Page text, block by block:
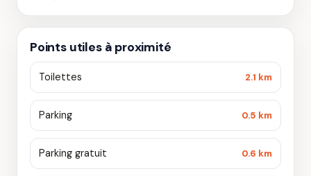
Points utiles à proximité
Toilettes 2.1 km
Parking 0.5 km
Parking gratuit 0.6 km